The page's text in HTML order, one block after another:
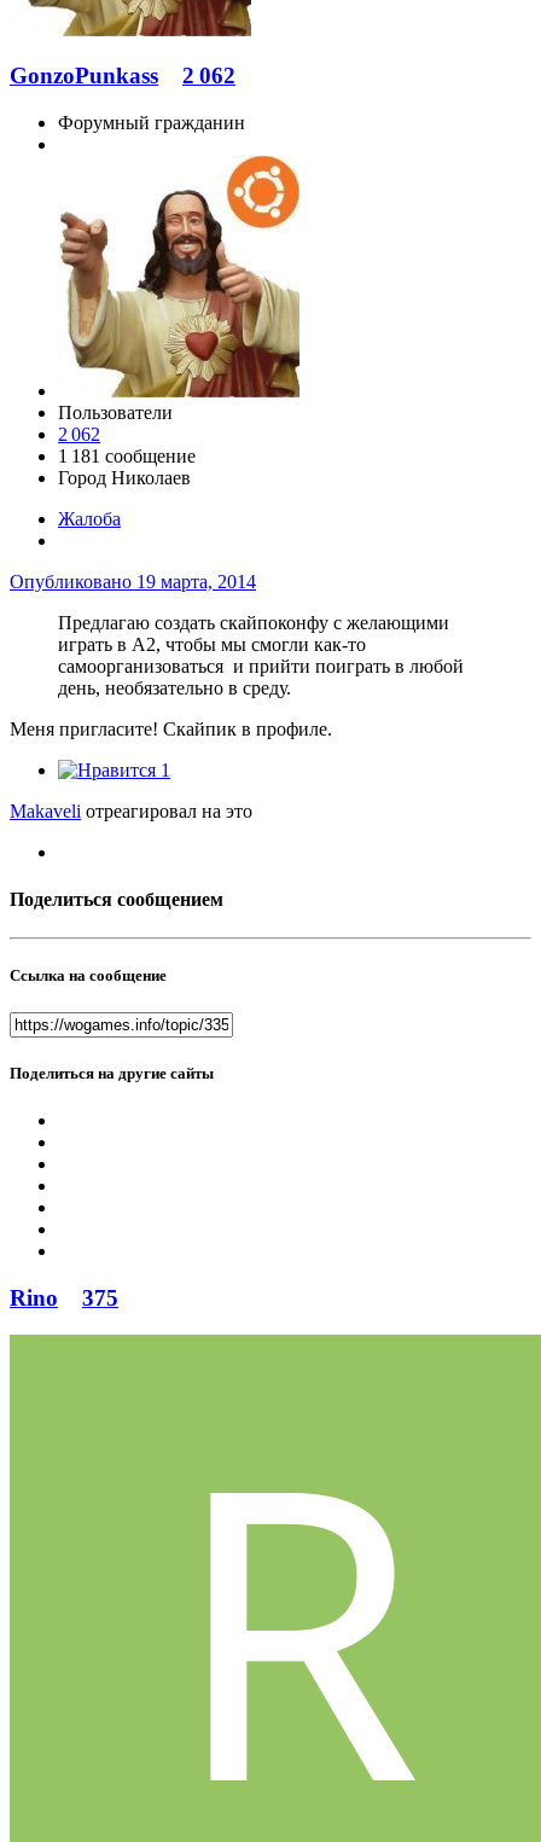
GonzoPunkass 2 062
Форумный гражданин
Пользователи
2 062
1 181 сообщение
Город Николаев
Жалоба
Опубликовано 19 марта, 2014
Предлагаю создать скайпоконфу с желающими
играть в A2, чтобы мы смогли как-то
самоорганизоваться и прийти поиграть в любой
день, необязательно в среду.
Меня пригласите! Скайпик в профиле.
1
Makaveli отреагировал на это
Поделиться сообщением
Ссылка на сообщение
Поделиться на другие сайты
Rino 375